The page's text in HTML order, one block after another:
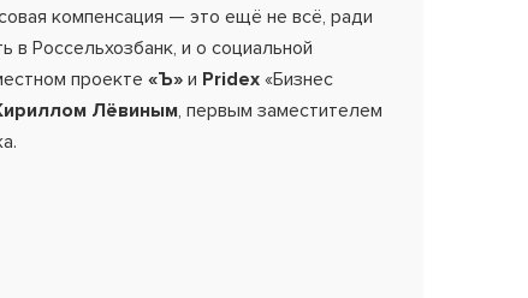
компенсация — это ещё не всё, ради
в Россельхозбанк, и о социальной
проекте «Ъ» и Pridex «Бизнес
Лёвиным, первым заместителем